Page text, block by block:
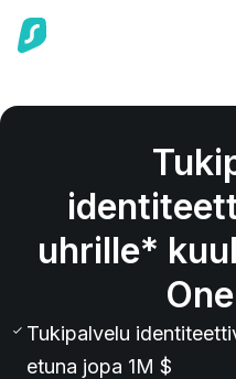
uhrille*
Tukipalvelu
etuna jopa 1M $